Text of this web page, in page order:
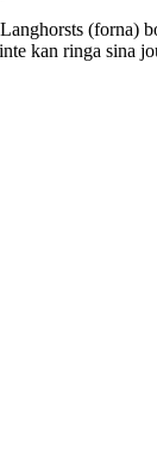
(forna)
kan ringa sina